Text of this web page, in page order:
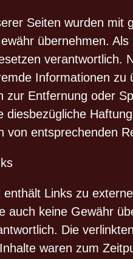
Seiten wurden mit
übernehmen.
verantwortlich.
Informationen zu
zur Entfernung oder
diesbezügliche
von entsprechenden
enthält Links zu
auch keine Gewähr
Die
waren zum